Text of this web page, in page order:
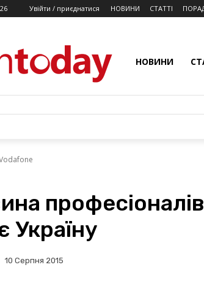
Увійти / приєднатися НОВИНИ СТАТТІ
НОВИНИ
Україну
10 Серпня 2015